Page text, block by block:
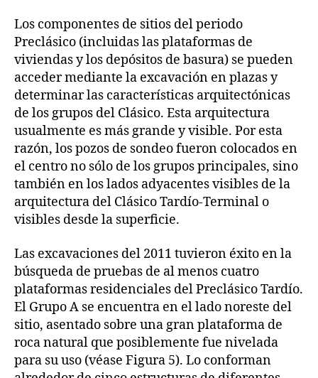
Los componentes de sitios del periodo
Preclásico (incluidas las plataformas de
viviendas y los depósitos de basura) se pueden
acceder mediante la excavación en plazas y
determinar las características arquitectónicas
de los grupos del Clásico. Esta arquitectura
usualmente es más grande y visible. Por esta
razón, los pozos de sondeo fueron colocados en
el centro no sólo de los grupos principales, sino
también en los lados adyacentes visibles de la
arquitectura del Clásico Tardío-Terminal o
visibles desde la superficie.
Las excavaciones del 2011 tuvieron éxito en la
búsqueda de pruebas de al menos cuatro
plataformas residenciales del Preclásico Tardío.
El Grupo A se encuentra en el lado noreste del
sitio, asentado sobre una gran plataforma de
roca natural que posiblemente fue nivelada
para su uso (véase Figura 5). Lo conforman